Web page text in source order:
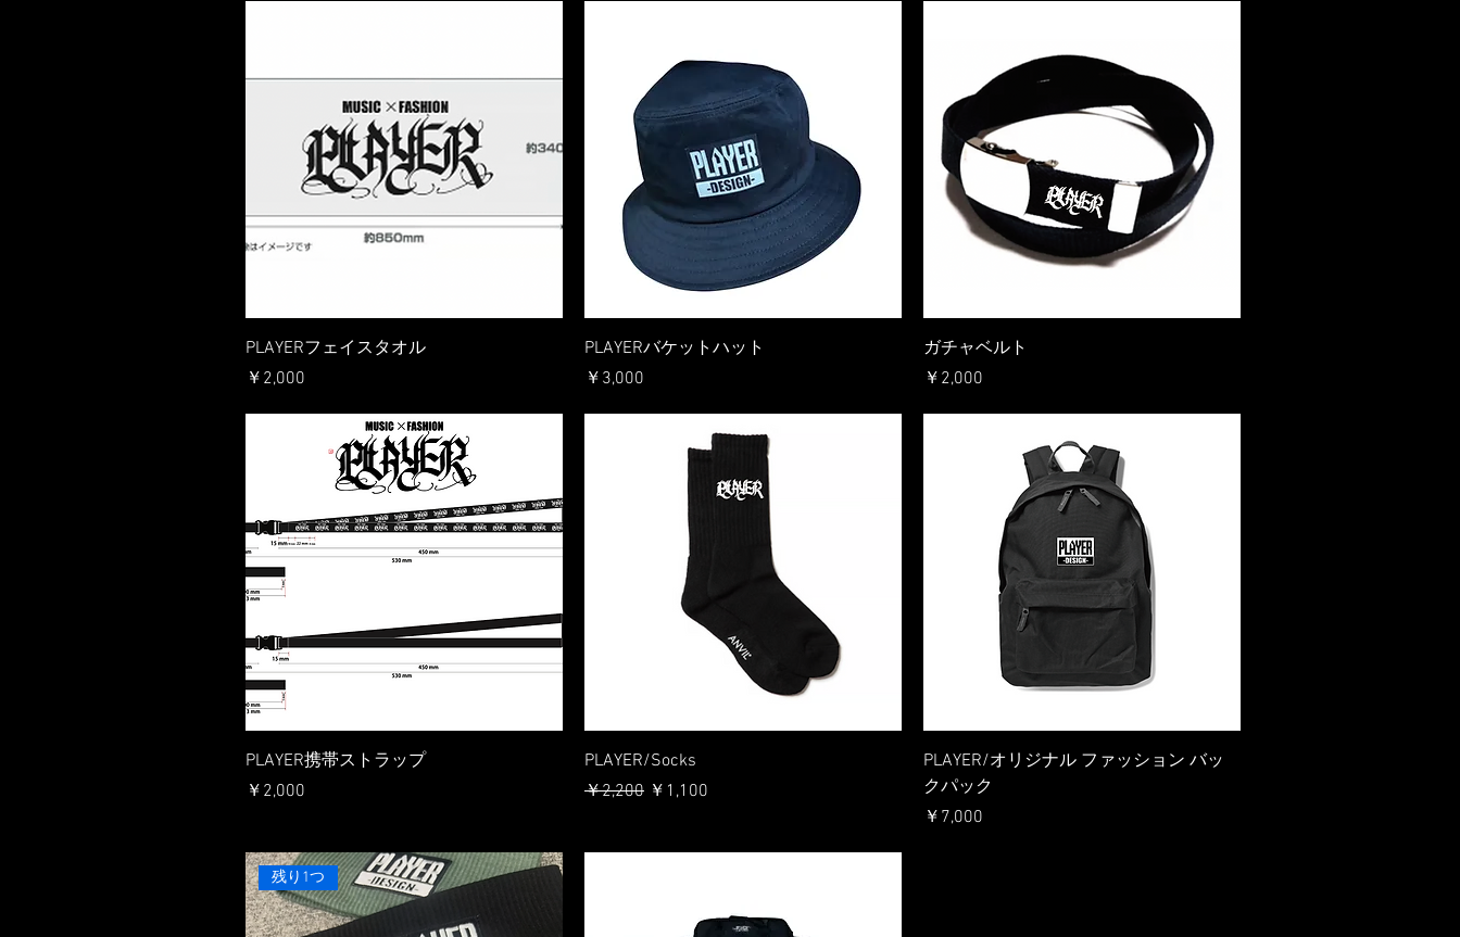
PLAYERフェイスタオル
価格
￥2,000
PLAYERバケットハット
価格
￥3,000
ガチャベルト
価格
￥2,000
PLAYER携帯ストラップ
価格
￥2,000
PLAYER/Socks
通常価格
￥2,200 セール価格
￥1,100
PLAYER/オリジナル ファッション バッ
クパック
価格
￥7,000
残り1つ